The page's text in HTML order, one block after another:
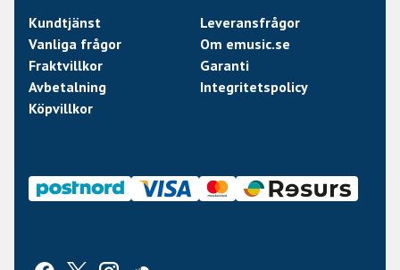
Kundtjänst
Leveransfrågor
Vanliga frågor
Om emusic.se
Fraktvillkor
Garanti
Avbetalning
Integritetspolicy
Köpvillkor